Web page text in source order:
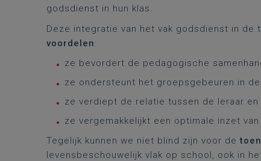
godsdienst in hun klas.
Deze integratie van het vak godsdienst in
voordelen:
ze bevordert de pedagogische
ze ondersteunt het groepsgebeuren in de
ze verdiept de relatie tussen de leraar en
ze vergemakkelijkt een optimale inzet
Tegelijk kunnen we niet blind zijn voor de
levensbeschouwelijk vlak op school, ook in